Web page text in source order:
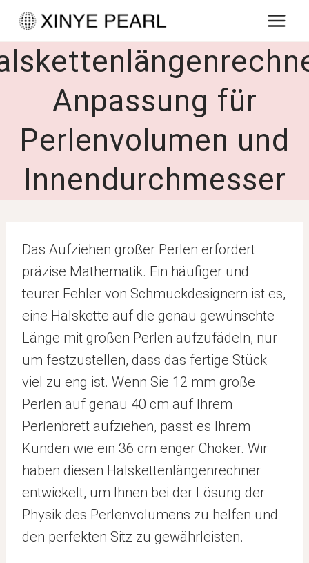
Zum
Inhalt
springen
Anpassung für
Perlenvolumen und
Innendurchmesser
Das Aufziehen großer Perlen erfordert
präzise Mathematik. Ein häufiger und
teurer Fehler von Schmuckdesignern ist es,
eine Halskette auf die genau gewünschte
Länge mit großen Perlen aufzufädeln, nur
um festzustellen, dass das fertige Stück
viel zu eng ist. Wenn Sie 12 mm große
Perlen auf genau 40 cm auf Ihrem
Perlenbrett aufziehen, passt es Ihrem
Kunden wie ein 36 cm enger Choker. Wir
haben diesen Halskettenlängenrechner
entwickelt, um Ihnen bei der Lösung der
Physik des Perlenvolumens zu helfen und
den perfekten Sitz zu gewährleisten.